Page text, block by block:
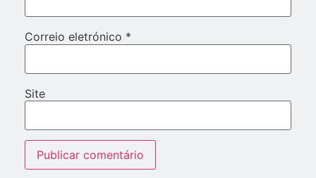
Correio eletrónico *
Site